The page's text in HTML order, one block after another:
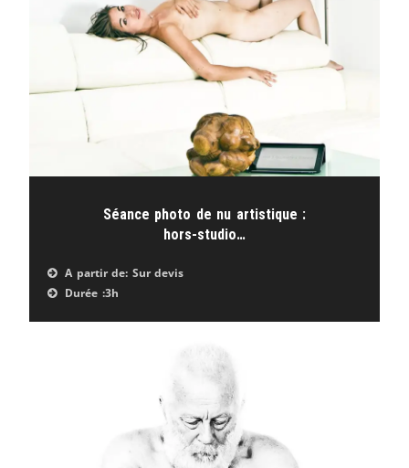
Séance photo de nu artistique :
hors-studio…
A partir de: Sur devis
Durée :3h